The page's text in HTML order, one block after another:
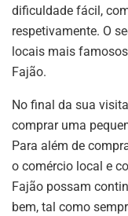
dificuldade fácil,
respetivamente. O
locais mais
Fajão.
No final da sua
comprar uma
Para além de
o comércio local e
Fajão possam
bem, tal como